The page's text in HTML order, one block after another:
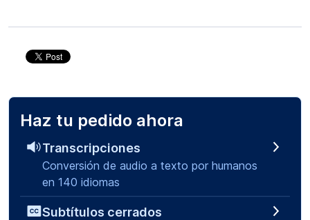
Haz tu pedido ahora
Transcripciones
Conversión de audio a texto por humanos
en 140 idiomas
Subtítulos cerrados